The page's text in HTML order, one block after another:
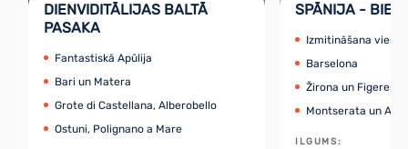
DIENVIDITĀLIJAS BALTĀ
PASAKA
Fantastiskā Apūlija
Bari un Matera
Grote di Castellana, Alberobello
Ostuni, Polignano a Mare
SPĀNIJA -
Izmitināšana
Barselona
Žirona un Figeresa
Montserata un
ILGUMS: